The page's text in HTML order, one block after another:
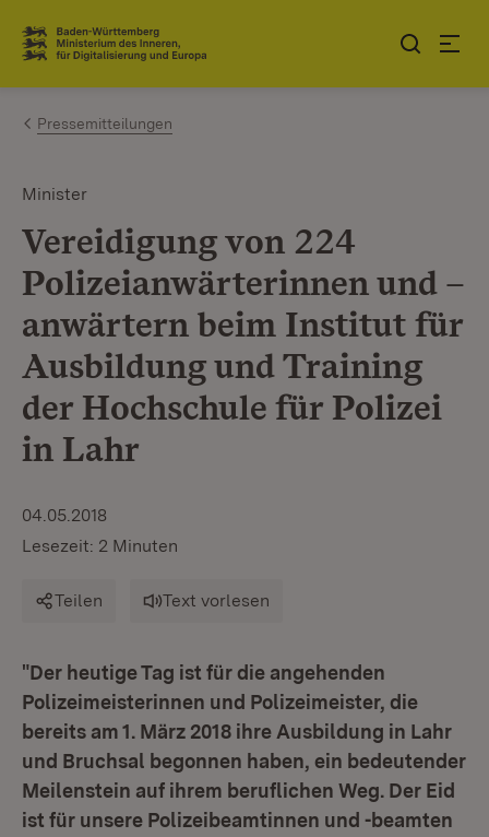
Zum Inhalt springen
Link zur Startseite
Pressemitteilungen
Minister
Vereidigung von 224
Polizeianwärterinnen und –
anwärtern beim Institut für
Ausbildung und Training
der Hochschule für Polizei
in Lahr
04.05.2018
Lesezeit: 2 Minuten
Teilen Text vorlesen
"Der heutige Tag ist für die angehenden
Polizeimeisterinnen und Polizeimeister, die
bereits am 1. März 2018 ihre Ausbildung in Lahr
und Bruchsal begonnen haben, ein bedeutender
Meilenstein auf ihrem beruflichen Weg. Der Eid
ist für unsere Polizeibeamtinnen und -beamten